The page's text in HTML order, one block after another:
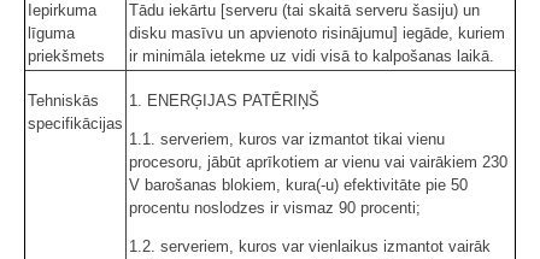
Iepirkuma
līguma
priekšmets
Tādu iekārtu [serveru (tai skaitā serveru šasiju) un
disku masīvu un apvienoto risinājumu] iegāde, kuriem
ir minimāla ietekme uz vidi visā to kalpošanas laikā.
Tehniskās
specifikācijas
1. ENERĢIJAS PATĒRIŅŠ
1.1. serveriem, kuros var izmantot tikai vienu
procesoru, jābūt aprīkotiem ar vienu vai vairākiem 230
V barošanas blokiem, kura(-u) efektivitāte pie 50
procentu noslodzes ir vismaz 90 procenti;
1.2. serveriem, kuros var vienlaikus izmantot vairāk